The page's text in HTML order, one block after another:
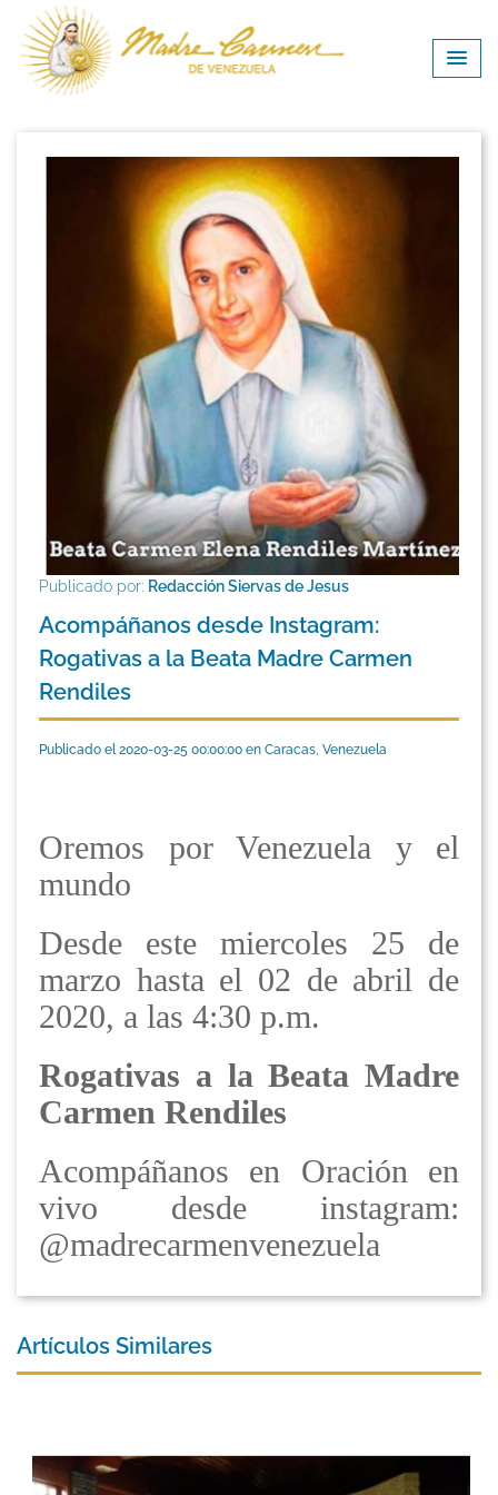
Publicado por: Redacción Siervas de Jesus
Acompáñanos desde Instagram:
Rogativas a la Beata Madre Carmen
Rendiles
Publicado el 2020-03-25 00:00:00 en Caracas, Venezuela
Oremos por Venezuela y el
mundo
Desde este miercoles 25 de
marzo hasta el 02 de abril de
2020, a las 4:30 p.m.
Rogativas a la Beata Madre
Carmen Rendiles
Acompáñanos en Oración en
vivo desde instagram:
@madrecarmenvenezuela
Artículos Similares